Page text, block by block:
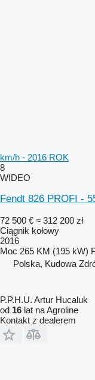
km/h - 2016 ROK
8
WIDEO
Fendt 826 PROFI -
72 500 € ≈ 312 200 zł
Ciągnik kołowy
2016
Moc 265 KM (195 kW)
Polska, Kudowa
P.P.H.U. Artur Hucaluk
od 16 lat na Agroline
Kontakt z dealerem